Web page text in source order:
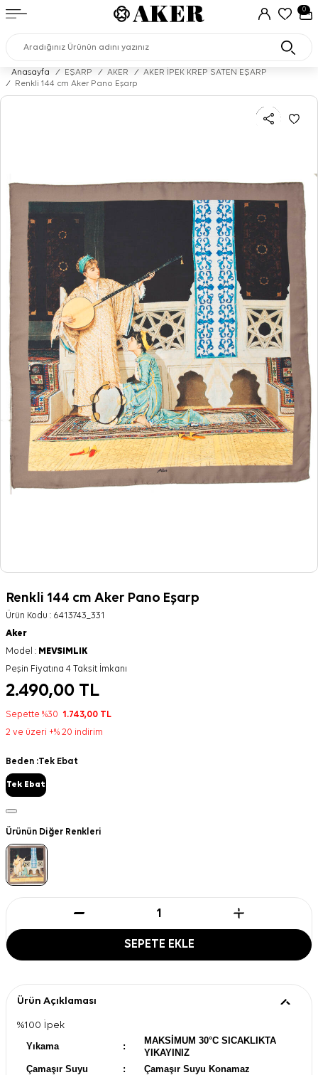
0
Anasayfa / EŞARP / AKER /
AKER İPEK KREP SATEN EŞARP
/
Renkli 144 cm Aker Pano Eşarp
Renkli 144 cm Aker Pano Eşarp
Ürün Kodu : 6413743_331
Aker
Model : MEVSIMLIK
Peşin Fiyatına 4 Taksit İmkanı
2.490,00 TL
Sepette %30 1.743,00 TL
2 ve üzeri +% 20 indirim
Beden :Tek Ebat
Tek Ebat
Ürünün Diğer Renkleri
SEPETE EKLE
Ürün Açıklaması
%100 İpek
Yıkama
:
MAKSİMUM 30°C SICAKLIKTA
YIKAYINIZ
Çamaşır Suyu
:
Çamaşır Suyu Konamaz